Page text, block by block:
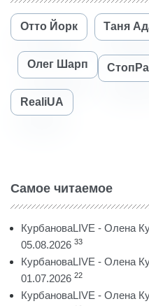
Отто Йорк Таня
Олег Шарп
RealiUA
Самое читаемое
КурбановаLIVE - Олена
05.08.2026 33
КурбановаLIVE - Олена
01.07.2026 22
КурбановаLIVE - Олена